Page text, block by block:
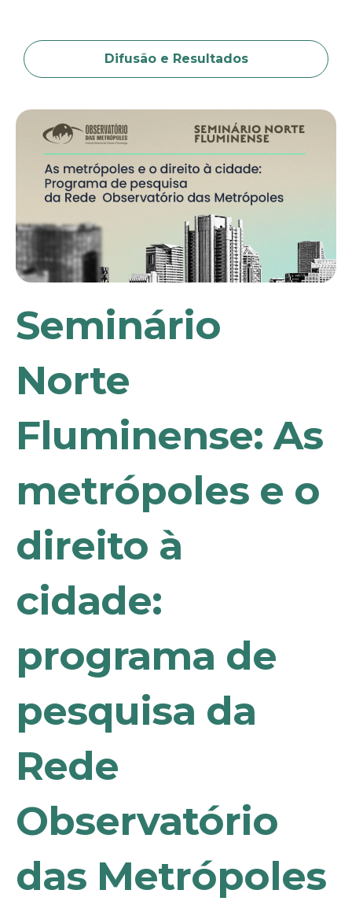
conteúdo
Difusão e Resultados
Seminário
Norte
Fluminense: As
metrópoles e o
direito à
cidade:
programa de
pesquisa da
Rede
Observatório
das Metrópoles